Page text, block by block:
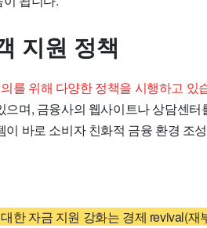
지원 정책
를 위해 다양한 정책을 시행하고 있
으며, 금융사의 웹사이트나 상담센
이 바로 소비자 친화적 금융 환경 조
한 자금 지원 강화는 경제 revival(재